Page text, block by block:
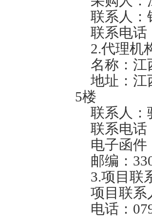
联系人：
联系电话
2.代理机
名称： 江
地址：江
5楼
联系人：
联系电话
电子函件
邮编：
3.项目联
项目联系
电话：